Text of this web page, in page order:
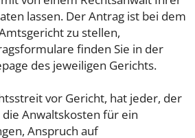
lassen. Der Antrag ist bei dem
zu stellen,
finden Sie in der
des jeweiligen Gerichts.
vor Gericht, hat jeder, der
Anwaltskosten für ein
Anspruch auf